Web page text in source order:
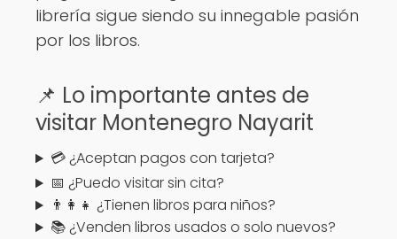
librería sigue siendo su innegable pasión
por los libros.
📌 Lo importante antes de
visitar Montenegro Nayarit
💳 ¿Aceptan pagos con tarjeta?
📅 ¿Puedo visitar sin cita?
👨‍👩‍👧 ¿Tienen libros para niños?
📚 ¿Venden libros usados o solo nuevos?